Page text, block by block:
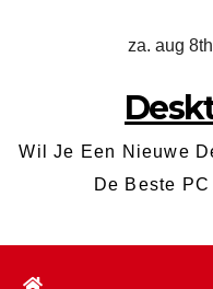
za. aug
Wil Je Een Nieuwe
De Beste